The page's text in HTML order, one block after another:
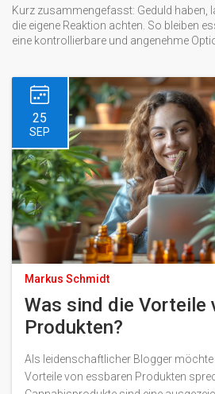
Kurz zusammengefasst: Geduld haben,
die eigene Reaktion achten. So bleiben
eine kontrollierbare und angenehme
25
SEP
Markus Schmidt
Was sind die Vorteile
Produkten?
Als leidenschaftlicher Blogger möchte
Vorteile von essbaren Produkten